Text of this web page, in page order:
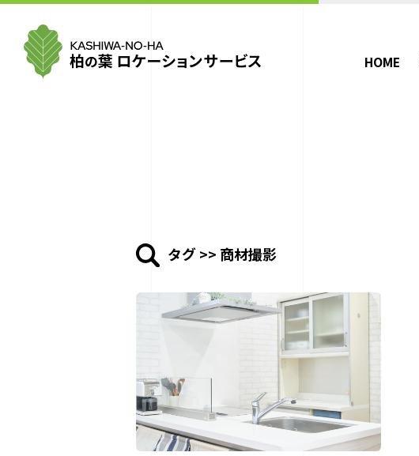
HOME
タグ>> 商材撮影